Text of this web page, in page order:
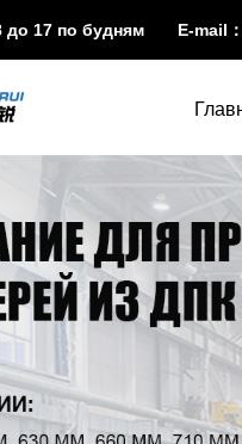
до 17 по будням E-mail